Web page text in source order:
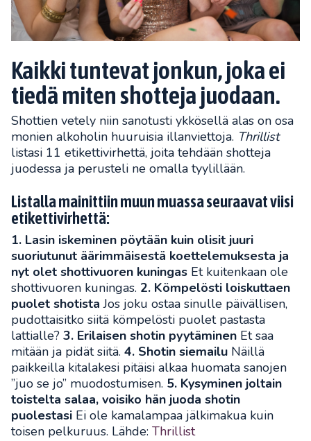
Kaikki tuntevat jonkun, joka ei
tiedä miten shotteja juodaan.
Shottien vetely niin sanotusti ykkösellä alas on osa
monien alkoholin huuruisia illanviettoja. Thrillist
listasi 11 etikettivirhettä, joita tehdään shotteja
juodessa ja perusteli ne omalla tyylillään.
Listalla mainittiin muun muassa seuraavat viisi
etikettivirhettä:
1. Lasin iskeminen pöytään kuin olisit juuri
suoriutunut äärimmäisestä koettelemuksesta ja
nyt olet shottivuoren kuningas Et kuitenkaan ole
shottivuoren kuningas. 2. Kömpelösti loiskuttaen
puolet shotista Jos joku ostaa sinulle päivällisen,
pudottaisitko siitä kömpelösti puolet pastasta
lattialle? 3. Erilaisen shotin pyytäminen Et saa
mitään ja pidät siitä. 4. Shotin siemailu Näillä
paikkeilla kitalakesi pitäisi alkaa huomata sanojen
”juo se jo” muodostumisen. 5. Kysyminen joltain
toistelta salaa, voisiko hän juoda shotin
puolestasi Ei ole kamalampaa jälkimakua kuin
toisen pelkuruus. Lähde: Thrillist